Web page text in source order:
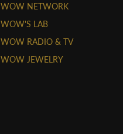
WOW NETWORK
WOW'S LAB
WOW RADIO & TV
WOW JEWELRY